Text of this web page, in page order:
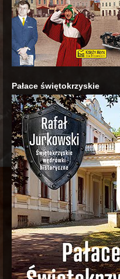
Pałace świętokrzyskie